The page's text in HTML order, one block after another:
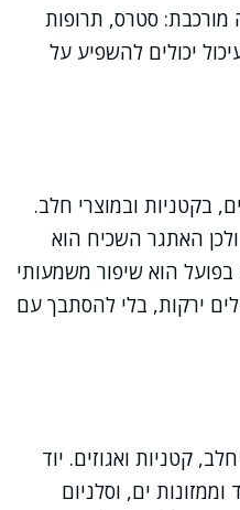
סטרס, תרופות
יכולים להשפיע על
בקטניות ובמוצרי חלב.
האתגר השכיח הוא
הוא שיפור משמעותי
ירקות, בלי להסתבך עם
קטניות ואגוזים. יוד
ים, וסלניום